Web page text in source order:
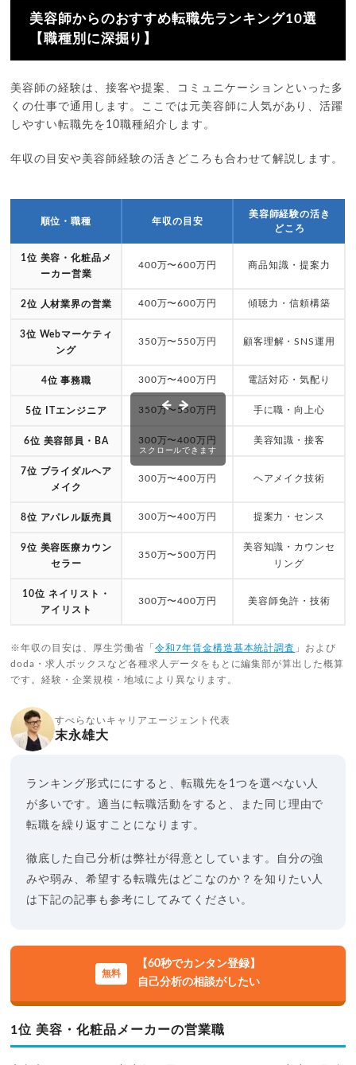
美容師からのおすすめ転職先ランキング10選
【職種別に深掘り】
美容師の経験は、接客や提案、コミュニケーションといった多
くの仕事で通用します。ここでは元美容師に人気があり、活躍
しやすい転職先を10職種紹介します。
年収の目安や美容師経験の活きどころも合わせて解説します。
順位・職種 年収の目安
美容師経験の活き
どころ
1位 美容・化粧品メ
ーカー営業
400万〜600万円 商品知識・提案力
2位 人材業界の営業 400万〜600万円 傾聴力・信頼構築
3位 Webマーケティ
ング
350万〜550万円 顧客理解・SNS運用
4位 事務職 300万〜400万円 電話対応・気配り
5位 ITエンジニア 350万〜550万円 手に職・向上心
6位 美容部員・BA 300万〜400万円 美容知識・接客
7位 ブライダルヘア
メイク
300万〜400万円 ヘアメイク技術
8位 アパレル販売員 300万〜400万円 提案力・センス
9位 美容医療カウン
セラー
350万〜500万円
美容知識・カウンセ
リング
10位 ネイリスト・
アイリスト
300万〜400万円 美容師免許・技術
スクロールできます
※年収の目安は、厚生労働省「 令和7年賃金構造基本統計調査 」および
doda・求人ボックスなど各種求人データをもとに編集部が算出した概算
です。経験・企業規模・地域により異なります。
すべらないキャリアエージェント代表
末永雄大
ランキング形式ににすると、転職先を1つを選べない人
が多いです。適当に転職活動をすると、また同じ理由で
転職を繰り返すことになります。
徹底した自己分析は弊社が得意としています。自分の強
みや弱み、希望する転職先はどこなのか？を知りたい人
は下記の記事も参考にしてみてください。
【60秒でカンタン登録】
自己分析の相談がしたい
1位 美容・化粧品メーカーの営業職